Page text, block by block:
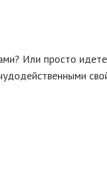
Или просто